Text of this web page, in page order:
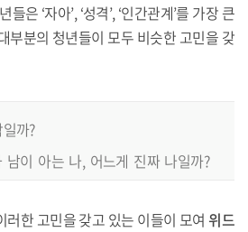
은 ‘자아’, ‘성격’, ‘인간관계’를 가장 큰
부분의 청년들이 모두 비슷한 고민을 갖
까?
남이 아는 나, 어느게 진짜 나일까?
한 고민을 갖고 있는 이들이 모여 위드